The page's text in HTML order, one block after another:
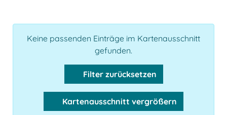
Keine passenden Einträge im Kartenausschnitt
gefunden.
Filter zurücksetzen
Kartenausschnitt vergrößern